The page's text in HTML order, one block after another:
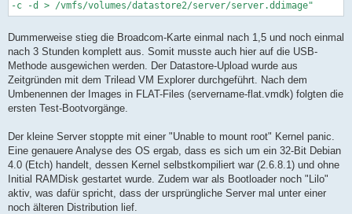
-c -d > /vmfs/volumes/datastore2/server/server.ddimage"
Dummerweise stieg die Broadcom-Karte einmal nach 1,5 und noch einmal
nach 3 Stunden komplett aus. Somit musste auch hier auf die USB-
Methode ausgewichen werden. Der Datastore-Upload wurde aus
Zeitgründen mit dem Trilead VM Explorer durchgeführt. Nach dem
Umbenennen der Images in FLAT-Files (servername-flat.vmdk) folgten die
ersten Test-Bootvorgänge.
Der kleine Server stoppte mit einer "Unable to mount root" Kernel panic.
Eine genauere Analyse des OS ergab, dass es sich um ein 32-Bit Debian
4.0 (Etch) handelt, dessen Kernel selbstkompiliert war (2.6.8.1) und ohne
Initial RAMDisk gestartet wurde. Zudem war als Bootloader noch "Lilo"
aktiv, was dafür spricht, dass der ursprüngliche Server mal unter einer
noch älteren Distribution lief.